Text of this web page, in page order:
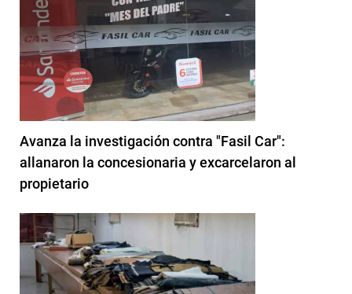
Avanza la investigación contra "Fasil Car":
allanaron la concesionaria y excarcelaron al
propietario